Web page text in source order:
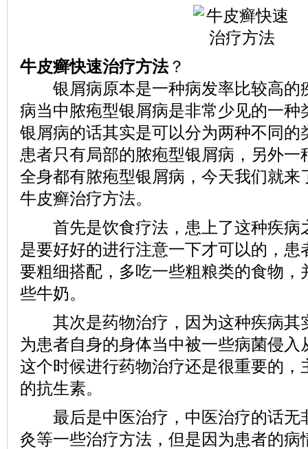
牛皮癣快速治疗方法？
银屑病原本是一种病发率比较高的
病当中脓疱型银屑病是非常少见的一种
银屑病的话其实是可以分为两种不同的
患者只有局部的脓疱型银屑病，另外一
全身都有脓疱型银屑病，今天我们就来
牛皮癣治疗方法。
首先是饮食疗法，患上了这种疾病
是要好好的进行注意一下才可以的，患
要粗细搭配，多吃一些粗粮类的食物，
些牛奶。
其次是药物治疗，因为这种疾病其
为患者自身的身体当中被一些病菌侵入
这个时候进行药物治疗还是很重要的，
的抗生素。
最后是中医治疗，中医治疗的话无
灸等一些治疗方法，但是因为患者的病